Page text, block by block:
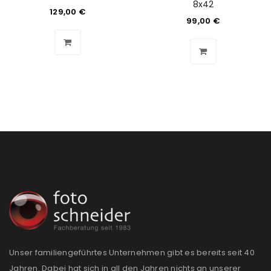
Anmeldeformular geschützt durchWP Captcha
PASSWORT VERGESSEN?
129,00 €
8x42
99,00 €
Unser familiengeführtes Unternehmen gibt es bereits seit 40
Jahren. Dabei hat sich in all den Jahren nichts an unserer